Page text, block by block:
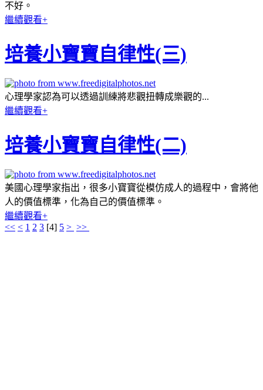
不好。
繼續觀看+
培養小寶寶自律性(三)
心理學家認為可以透過訓練將悲觀扭轉成樂觀的...
繼續觀看+
培養小寶寶自律性(二)
美國心理學家指出，很多小寶寶從模仿成人的過程中，會將他
人的價值標準，化為自己的價值標準。
繼續觀看+
<< < 1 2 3 [4] 5 > >>